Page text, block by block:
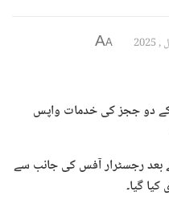
A
A
کے دو ججز کی خدمات واپس
رجسٹرار آفس کی جانب سے
گیا۔